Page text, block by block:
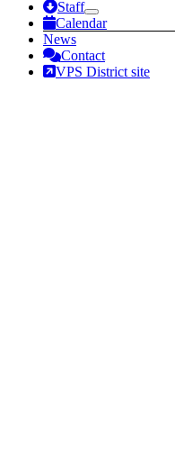
Staff
Calendar
News
Contact
VPS District site